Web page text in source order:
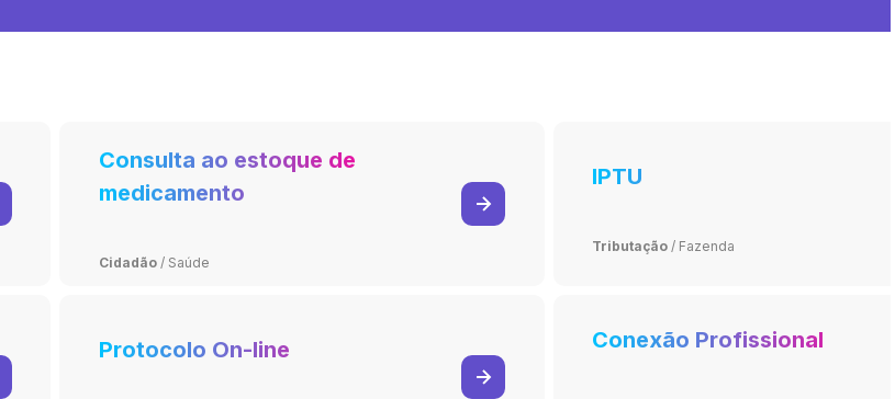
Consulta ao estoque de
medicamento
Cidadão/ Saúde
IPTU
Tributação/ Fazenda
Protocolo On-line Conexão Profissional